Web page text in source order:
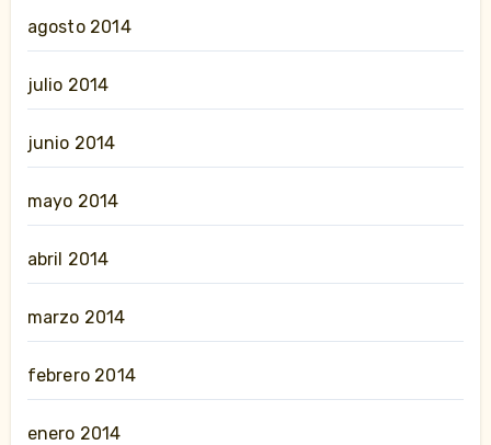
agosto 2014
julio 2014
junio 2014
mayo 2014
abril 2014
marzo 2014
febrero 2014
enero 2014